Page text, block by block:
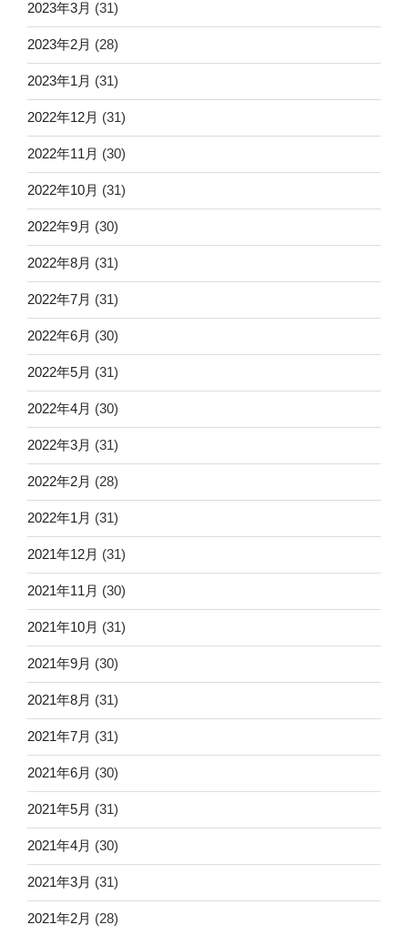
2023年3月 (31)
2023年2月 (28)
2023年1月 (31)
2022年12月 (31)
2022年11月 (30)
2022年10月 (31)
2022年9月 (30)
2022年8月 (31)
2022年7月 (31)
2022年6月 (30)
2022年5月 (31)
2022年4月 (30)
2022年3月 (31)
2022年2月 (28)
2022年1月 (31)
2021年12月 (31)
2021年11月 (30)
2021年10月 (31)
2021年9月 (30)
2021年8月 (31)
2021年7月 (31)
2021年6月 (30)
2021年5月 (31)
2021年4月 (30)
2021年3月 (31)
2021年2月 (28)